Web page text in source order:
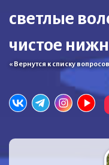
светлые
чистое
« Вернутся к списку вопросов